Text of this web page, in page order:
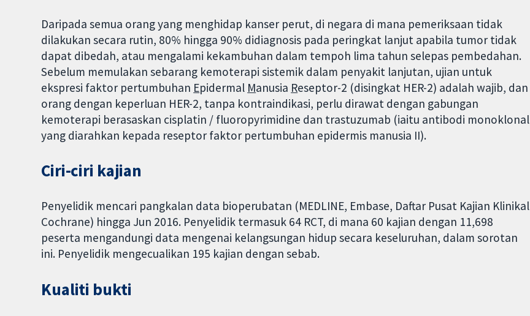
Daripada semua orang yang menghidap kanser perut, di negara di mana pemeriksaan tidak
dilakukan secara rutin, 80% hingga 90% didiagnosis pada peringkat lanjut apabila tumor tidak
dapat dibedah, atau mengalami kekambuhan dalam tempoh lima tahun selepas pembedahan.
Sebelum memulakan sebarang kemoterapi sistemik dalam penyakit lanjutan, ujian untuk
ekspresi faktor pertumbuhan Epidermal Manusia Reseptor-2 (disingkat HER-2) adalah wajib, dan
orang dengan keperluan HER-2, tanpa kontraindikasi, perlu dirawat dengan gabungan
kemoterapi berasaskan cisplatin / fluoropyrimidine dan trastuzumab (iaitu antibodi monoklonal
yang diarahkan kepada reseptor faktor pertumbuhan epidermis manusia II).
Ciri-ciri kajian
Penyelidik mencari pangkalan data bioperubatan (MEDLINE, Embase, Daftar Pusat Kajian Klinikal
Cochrane) hingga Jun 2016. Penyelidik termasuk 64 RCT, di mana 60 kajian dengan 11,698
peserta mengandungi data mengenai kelangsungan hidup secara keseluruhan, dalam sorotan
ini. Penyelidik mengecualikan 195 kajian dengan sebab.
Kualiti bukti